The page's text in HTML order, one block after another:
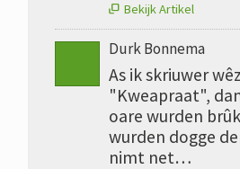
 Bekijk Artikel
Durk Bonnema
As ik skriuwer
"Kweapraat",
oare wurden
wurden dogge
nimt net…